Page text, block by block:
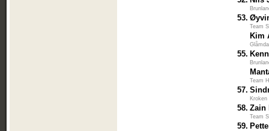
53.
Team
Kim
55.
Team
57.
58. Zain
Team
59.